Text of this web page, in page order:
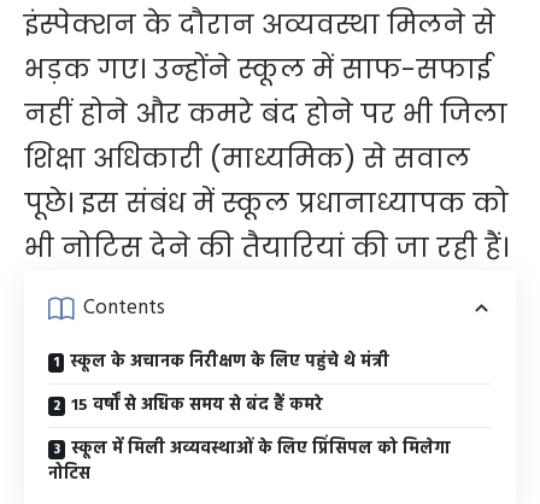
इंस्पेक्शन के दौरान अव्यवस्था मिलने से
भड़क गए। उन्होंने स्कूल में साफ-सफाई
नहीं होने और कमरे बंद होने पर भी जिला
शिक्षा अधिकारी (माध्यमिक) से सवाल
पूछे। इस संबंध में स्कूल प्रधानाध्यापक को
भी नोटिस देने की तैयारियां की जा रही हैं।
Contents
स्कूल के अचानक निरीक्षण के लिए पहुंचे थे मंत्री
15 वर्षों से अधिक समय से बंद हैं कमरे
स्कूल में मिली अव्यवस्थाओं के लिए प्रिंसिपल को मिलेगा
नोटिस